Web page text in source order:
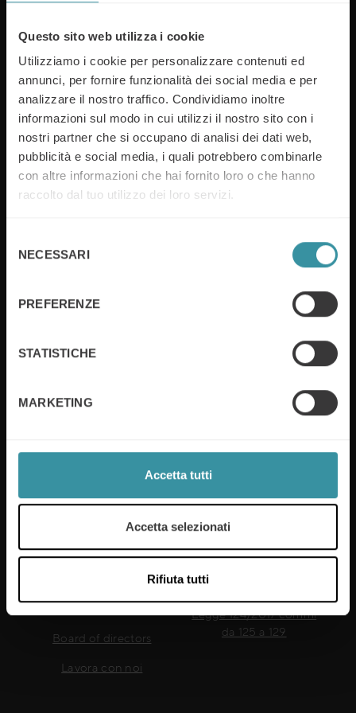
Questo sito web utilizza i cookie
Utilizziamo i cookie per personalizzare contenuti ed
annunci, per fornire funzionalità dei social media e per
analizzare il nostro traffico. Condividiamo inoltre
informazioni sul modo in cui utilizzi il nostro sito con i
nostri partner che si occupano di analisi dei dati web,
pubblicità e social media, i quali potrebbero combinarle
con altre informazioni che hai fornito loro o che hanno
raccolto dal tuo utilizzo dei loro servizi.
delNECESSARI
PREFERENZE
STATISTICHE
MARKETING
Accetta tutti
Accetta selezionati
Rifiuta tutti
International lavora tutti i giorni con le aziende con
l’obiettivo di migliorarne i risultati di vendita. Infatti,
nel corso della sua attività, Mercuri International ha
supportato oltre 15.000 aziende nel mondo a
migliorare le performance dei propri venditori.
Scopri di più
Registro delle imprese di Milano Monza Brianza Lodi,
Link Utili
Sales Excellence
Sales Training
Board of directors
Lavora con noi
Privacy & Cookie Policy
Modello 231 e Codice
Legge 124/2017 commi
da 125 a 129